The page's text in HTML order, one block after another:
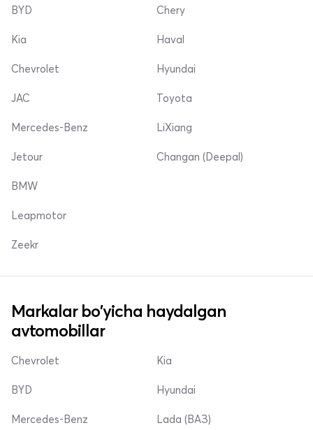
BYD
Kia
Chevrolet
Chery
Haval
Hyundai
JAC
Mercedes-Benz
Jetour
Toyota
LiXiang
Changan (Deepal)
BMW
Leapmotor
Zeekr
Markalar bo'yicha haydalgan
avtomobillar
Chevrolet
BYD
Mercedes-Benz
Kia
Hyundai
Lada (ВАЗ)